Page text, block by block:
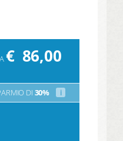
€ 86,00
DI 30% i